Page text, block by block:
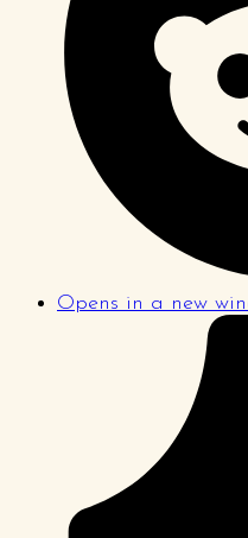
Opens in a new